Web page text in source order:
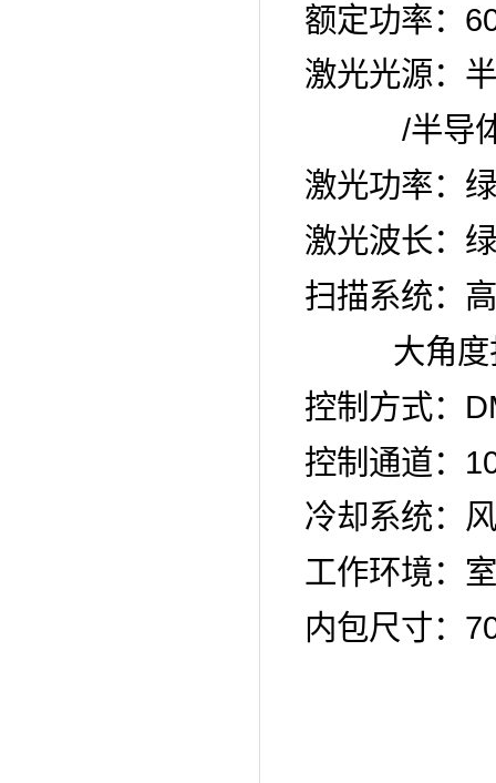
额定功率：
激光光源：
/半导
激光功率：
激光波长：
扫描系统：
大角
控制方式：
控制通道：
冷却系统：
工作环境：
内包尺寸：